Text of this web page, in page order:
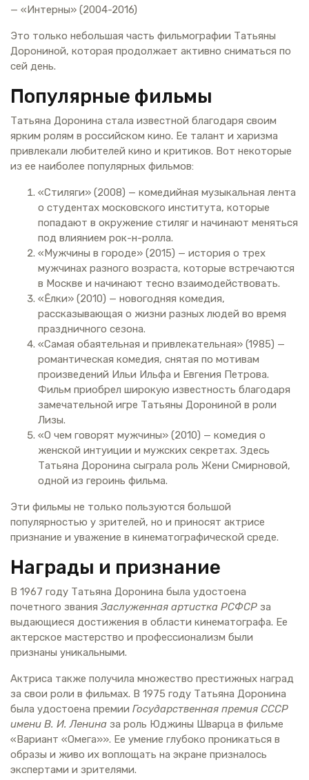
— «Интерны» (2004-2016)
Это только небольшая часть фильмографии Татьяны
Дорониной, которая продолжает активно сниматься по
сей день.
Популярные фильмы
Татьяна Доронина стала известной благодаря своим
ярким ролям в российском кино. Ее талант и харизма
привлекали любителей кино и критиков. Вот некоторые
из ее наиболее популярных фильмов:
«Стиляги» (2008) — комедийная музыкальная лента
о студентах московского института, которые
попадают в окружение стиляг и начинают меняться
под влиянием рок-н-ролла.
«Мужчины в городе» (2015) — история о трех
мужчинах разного возраста, которые встречаются
в Москве и начинают тесно взаимодействовать.
«Ёлки» (2010) — новогодняя комедия,
рассказывающая о жизни разных людей во время
праздничного сезона.
«Самая обаятельная и привлекательная» (1985) —
романтическая комедия, снятая по мотивам
произведений Ильи Ильфа и Евгения Петрова.
Фильм приобрел широкую известность благодаря
замечательной игре Татьяны Дорониной в роли
Лизы.
«О чем говорят мужчины» (2010) — комедия о
женской интуиции и мужских секретах. Здесь
Татьяна Доронина сыграла роль Жени Смирновой,
одной из героинь фильма.
Эти фильмы не только пользуются большой
популярностью у зрителей, но и приносят актрисе
признание и уважение в кинематографической среде.
Награды и признание
В 1967 году Татьяна Доронина была удостоена
почетного звания Заслуженная артистка РСФСР за
выдающиеся достижения в области кинематографа. Ее
актерское мастерство и профессионализм были
признаны уникальными.
Актриса также получила множество престижных наград
за свои роли в фильмах. В 1975 году Татьяна Доронина
была удостоена премии Государственная премия СССР
имени В. И. Ленина за роль Юджины Шварца в фильме
«Вариант «Омега»». Ее умение глубоко проникаться в
образы и живо их воплощать на экране призналось
экспертами и зрителями.